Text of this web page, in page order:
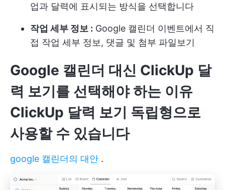
업과 달력에 표시되는 방식을 선택합니다
작업 세부 정보 : Google 캘린더 이벤트에서 직
접 작업 세부 정보, 댓글 및 첨부 파일보기
Google 캘린더 대신 ClickUp 달
력 보기를 선택해야 하는 이유
ClickUp 달력 보기 독립형으로
사용할 수 있습니다
google 캘린더의 대안 .